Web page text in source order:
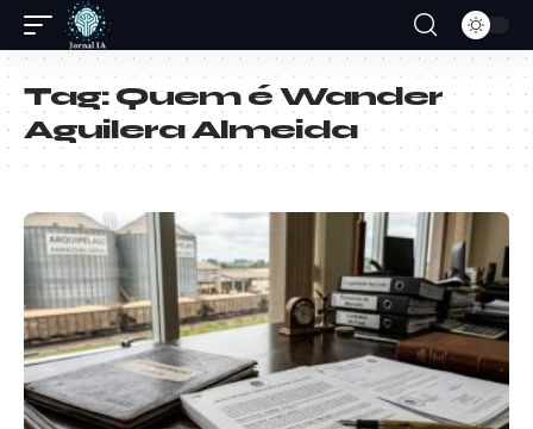
Tag:Quem é Wander
Aguilera Almeida